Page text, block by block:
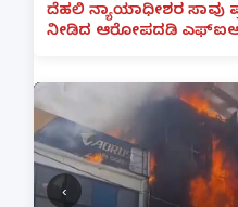
ದೆಹಲಿ ನ್ಯಾಯಾಧೀಶರ ಸಾವು
ನೀಡಿದ ಆರೋಪದಡಿ ಎಫ್‌ಐಆರ್
‹